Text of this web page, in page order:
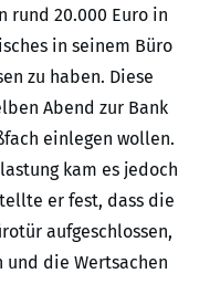
rund 20.000 Euro in
in seinem Büro
zu haben. Diese
Abend zur Bank
einlegen wollen.
kam es jedoch
er fest, dass die
aufgeschlossen,
die Wertsachen